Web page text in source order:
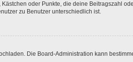
oder Punkte, die deine Beitragszahl
zu Benutzer unterschiedlich ist.
Die Board-Administration kann